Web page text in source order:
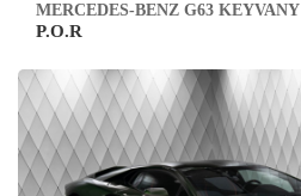
MERCEDES-BENZ G63 KEYVANY
P.O.R